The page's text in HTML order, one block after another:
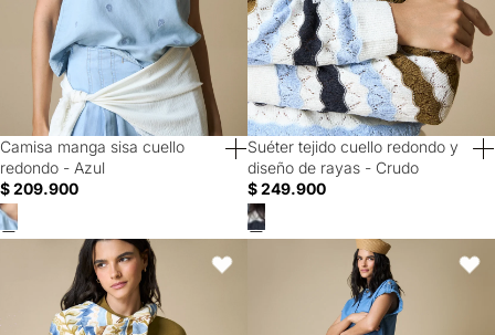
40% Off
Camisa manga sisa cuello
redondo - Azul
$ 209.900
40% Off
Suéter tejido cuello redondo y
diseño de rayas - Crudo
$ 249.900
Chaqueta cierre frontal con broches y cintura ajustable - Verde
Favoritos
Falda larga estampada - Crudo